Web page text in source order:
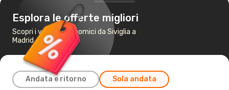
Esplora le offerte migliori
Scopri i voli più economici da Siviglia a
Madrid
Andata e ritorno Sola andata